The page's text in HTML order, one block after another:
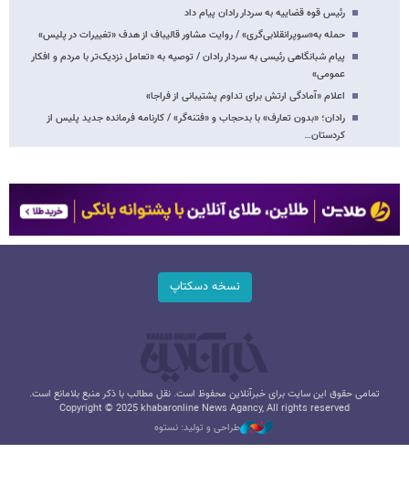
رئیس قوه قضاییه به سردار رادان پیام داد
حمله به«سوپرانقلابی‌گری» / روایت مشاور قالیباف از هدف «تغییرات در پلیس»
پیام شبانگاهی رئیسی به سردار رادان / توصیه به «تعامل نزدیک‌تر با مردم و افکار
عمومی»
اعلام «آمادگی ارتش برای تداوم پشتیبانی از فراجا»
رادان؛ «بدون تعارف» با بدحجاب و «فتنه‌گر» / کارنامه فرمانده جدید پلیس از
کردستان…
نسخه دسکتاپ
تمامی حقوق این سایت برای خبرآنلاین محفوظ است. نقل مطالب با ذکر منبع بلامانع است.
Copyright © 2025 khabaronline News Agancy, All rights reserved
طراحی و تولید: نستوه